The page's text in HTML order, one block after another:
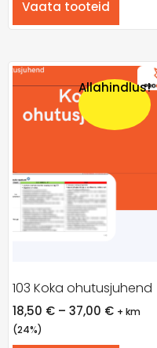
Vaata tooteid
Allahindlus!
103 Koka ohutusjuhend
18,50 € – 37,00 € + km
(24%)